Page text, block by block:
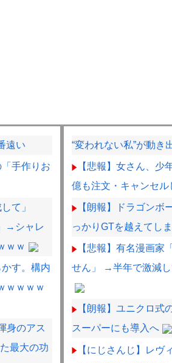
遠い
「手作りお
て」
→シャレ
ｗｗ
かす。構内
ｗｗｗｗ
身のアス
最大の功
“変われない私”が動き
【悲報】女さん、少
億も注文・キャンセル
【朗報】ドラゴンボ
っかりGTを越えてし
【悲報】有名漫画家
せん」 →半年で激減
【朗報】ユニクロ式
スーパーにも導入へ
【にじさんじ】レヴ